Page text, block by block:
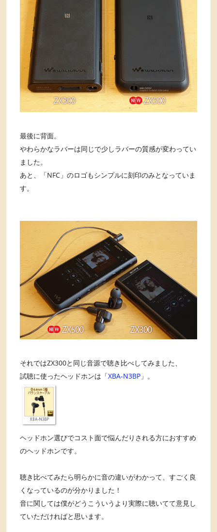
最後に背面。
やわらかなラバーは同じで少しラバーの質感が変わってい
ました。
あと、「NFC」のロゴもシンプルに刻印のみとなっていま
す。
それではZX300と同じ音源で聴き比べしてみました、
試聴に使ったヘッドホンは「XBA-N3BP 」。
ヘッドホン選びでコスト面で悩んだりされる方におすすめ
のヘッドホンです。
聴き比べてみたら明らかに音の違いがわかって、すごく良
くなっているのが分かりました！
音に関しては僕がどうこういうより実際に聴いてて意見し
ていただければと思います。